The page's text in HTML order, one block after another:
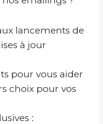
lancements de
à jour
pour vous aider
choix pour vos
: